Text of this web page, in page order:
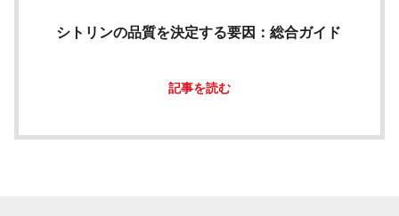
シトリンの品質を決定する要因：総合ガイド
記事を読む